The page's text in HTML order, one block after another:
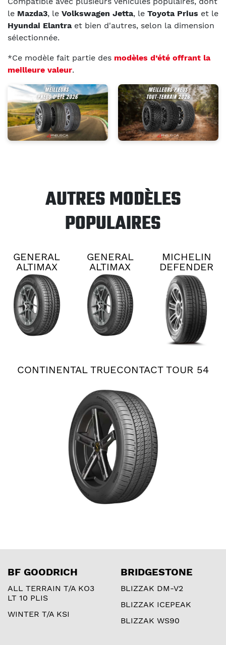
le Mazda3, le Volkswagen Jetta, le Toyota Prius et le
Hyundai Elantraet bien d'autres, selon la dimension
sélectionnée.
*Ce modèle fait partie des modèles d’été offrant la
meilleure valeur.
AUTRES MODÈLES
POPULAIRES
GENERAL
ALTIMAX
RT45
GENERAL
ALTIMAX
RT45
MICHELIN
DEFENDER
2
CONTINENTAL TRUECONTACT TOUR 54
BF GOODRICH
ALL TERRAIN T/A KO3
LT 10 PLIS
WINTER T/A KSI
BRIDGESTONE
BLIZZAK DM-V2
BLIZZAK ICEPEAK
BLIZZAK WS90